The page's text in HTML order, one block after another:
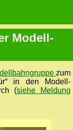
Modell­
zum
in den Modell­
(siehe Meldung